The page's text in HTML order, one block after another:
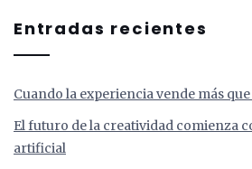
Entradas recientes
Cuando la experiencia vende más
El futuro de la creatividad comienza
artificial